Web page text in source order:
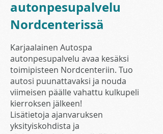
autonpesupalvelu
Nordcenterissä
Karjaalainen Autospa
autonpesupalvelu avaa kesäksi
toimipisteen Nordcenteriin. Tuo
autosi puunattavaksi ja nouda
viimeisen päälle vahattu kulkupeli
kierroksen jälkeen!
Lisätietoja ajanvaruksen
yksityiskohdista ja